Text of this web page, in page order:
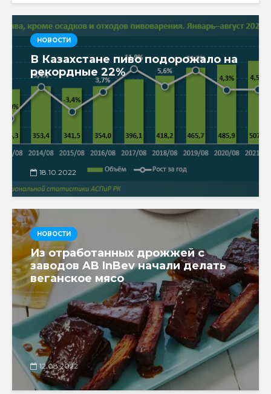
НОВОСТИ
В Казахстане пиво подорожало на
рекордные 22%
18.10.2022
НОВОСТИ
Из отработанных дрожжей с
заводов AB InBev начали делать
веганское мясо
12.08.2022